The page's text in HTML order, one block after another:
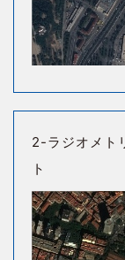
2-ラジオメト
ト